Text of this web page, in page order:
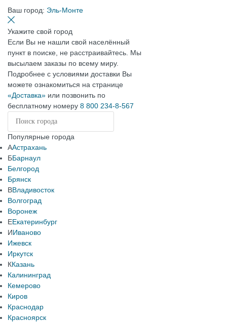
Ваш город: Эль-Монте
Укажите свой город
Если Вы не нашли свой населённый
пункт в поиске, не расстраивайтесь. Мы
высылаем заказы по всему миру.
Подробнее с условиями доставки Вы
можете ознакомиться на странице
«Доставка» или позвонить по
бесплатному номеру 8 800 234-8-567
Популярные города
ААстрахань
ББарнаул
Белгород
Брянск
ВВладивосток
Волгоград
Воронеж
ЕЕкатеринбург
ИИваново
Ижевск
Иркутск
ККазань
Калининград
Кемерово
Киров
Краснодар
Красноярск